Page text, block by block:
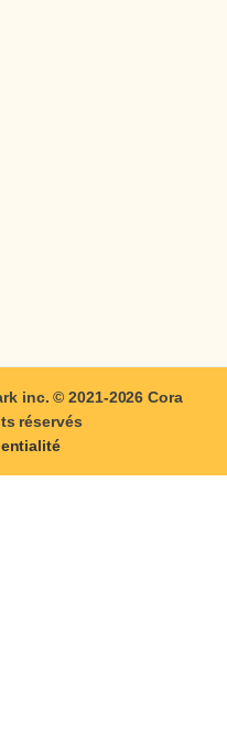
inc. © 2021-2026Cora
réservés